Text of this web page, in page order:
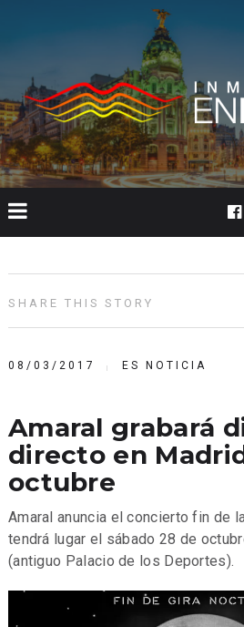
SHARE THIS STORY
08/03/2017 ES NOTICIA
Amaral grabará
directo en
octubre
Amaral anuncia el concierto fin de
tendrá lugar el sábado 28 de
(antiguo Palacio de los Deportes).